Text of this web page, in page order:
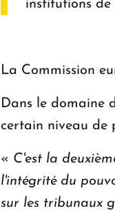
institutions
La Commission
Dans le domaine
certain niveau de
« C'est la
l'intégrité du
sur les tribunaux